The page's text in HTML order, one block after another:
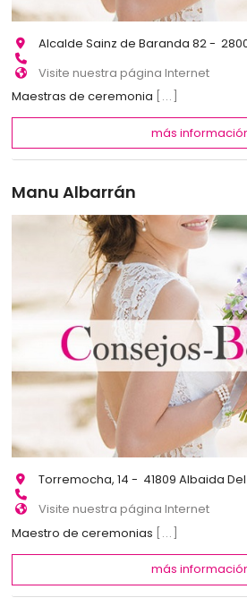
Alcalde Sainz de Baranda 82 -
Visite nuestra página Internet
Maestras de ceremonia
[...]
más
Manu Albarrán
Torremocha, 14 - 41809 Albaida
Visite nuestra página Internet
Maestro de ceremonias [...]
más